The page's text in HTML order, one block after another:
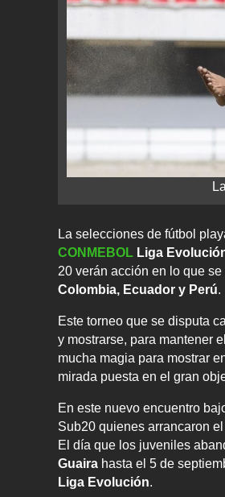
La selecciones de fútbol
CONMEBOL Liga
20 verán acción en lo que
Colombia, Ecuador y Perú.
Este torneo que se disputa
y mostrarse, para mantener
mucha magia para mostrar
mirada puesta en el gran
En este nuevo encuentro
Sub20 quienes arrancaron
El día que los juveniles
Guaira hasta el 5 de
Liga Evolución.